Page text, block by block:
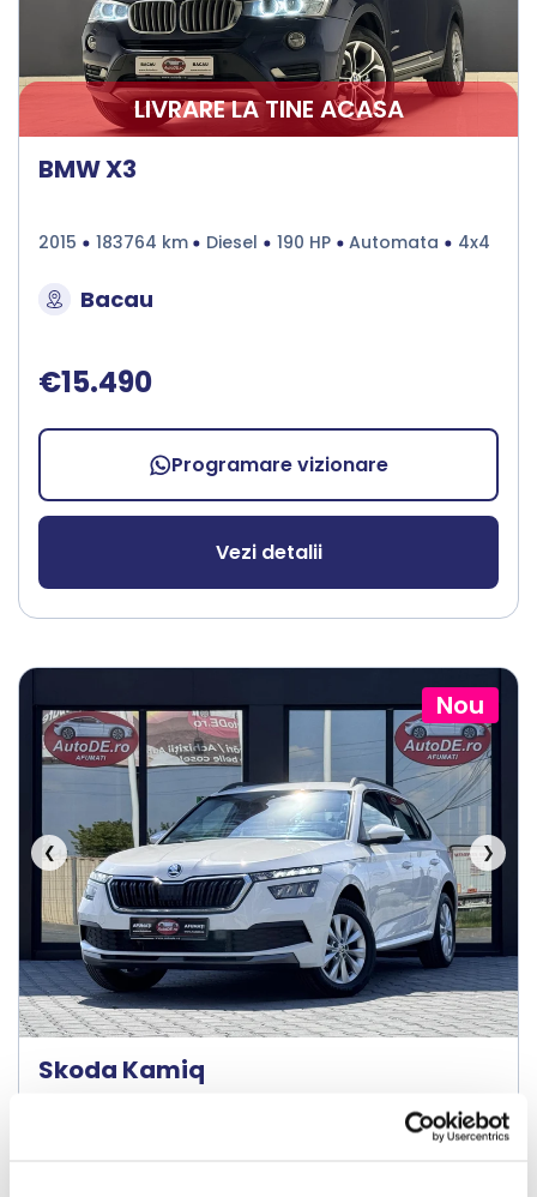
LIVRARE LA TINE ACASA
BMW X3
2015 183764 km Diesel 190 HP Automata 4x4
Bacau
€15.490
Programare vizionare
Vezi detalii
Nou
❮ ❯
Skoda Kamiq